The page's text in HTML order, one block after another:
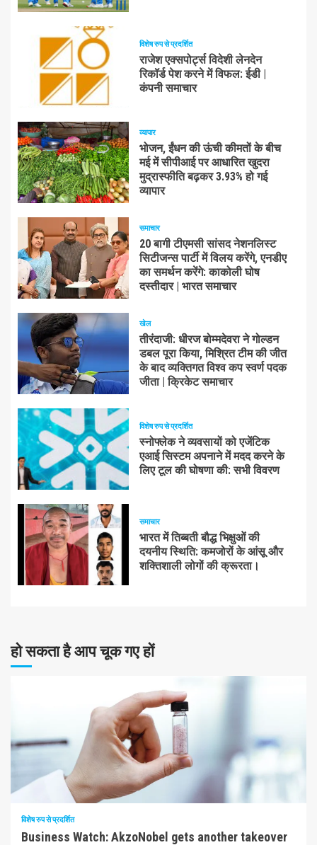
विशेष रुप से प्रदर्शित
राजेश एक्सपोर्ट्स विदेशी लेनदेन
रिकॉर्ड पेश करने में विफल: ईडी |
कंपनी समाचार
व्यापार
भोजन, ईंधन की ऊंची कीमतों के बीच
मई में सीपीआई पर आधारित खुदरा
मुद्रास्फीति बढ़कर 3.93% हो गई
व्यापार
समाचार
20 बागी टीएमसी सांसद नेशनलिस्ट
सिटीजन्स पार्टी में विलय करेंगे, एनडीए
का समर्थन करेंगे: काकोली घोष
दस्तीदार | भारत समाचार
खेल
तीरंदाजी: धीरज बोम्मदेवरा ने गोल्डन
डबल पूरा किया, मिश्रित टीम की जीत
के बाद व्यक्तिगत विश्व कप स्वर्ण पदक
जीता | क्रिकेट समाचार
विशेष रुप से प्रदर्शित
स्नोफ्लेक ने व्यवसायों को एजेंटिक
एआई सिस्टम अपनाने में मदद करने के
लिए टूल की घोषणा की: सभी विवरण
समाचार
भारत में तिब्बती बौद्ध भिक्षुओं की
दयनीय स्थिति: कमजोरों के आंसू और
शक्तिशाली लोगों की क्रूरता।
हो सकता है आप चूक गए हों
10 न्यूनतम पढ़ा
विशेष रुप से प्रदर्शित
Business Watch: AkzoNobel gets another takeover